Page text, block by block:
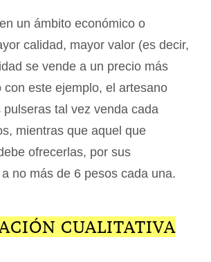
un ámbito económico o
calidad, mayor valor (es decir,
se vende a un precio más
con este ejemplo, el artesano
tal vez venda cada
mientras que aquel que
ofrecerlas, por sus
no más de 6 pesos cada una.
CUALITATIVA